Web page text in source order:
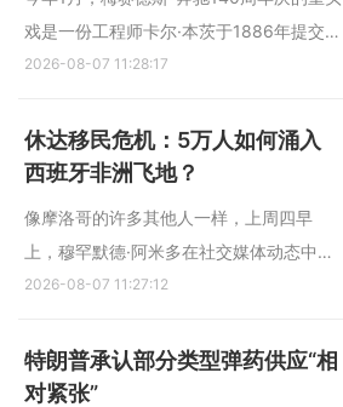
戏是一份工程师卡尔·本茨于1886年提交
的"燃气发动机的车辆"专利申请文件。 奔
佛在奉读一卷圣典--庆典期间，这份文件
一度被投影在德国斯图加特公司园区的一
2026-08-07 11:28:17
休达移民危机：5万人如何涌入
西班牙非洲飞地？
像摩洛哥的许多其他人一样，上周四早
上，穆罕默德·阿米多在社交媒体动态中看
到，他的国家与西班牙领土休达间戒备森
计的人潮。据他回忆，许多人惊讶地发
现，摩洛哥警察竟催促他们“快去西班牙”。
2026-08-07 11:27:12
特朗普承认部分类型弹药供应“相
对紧张”